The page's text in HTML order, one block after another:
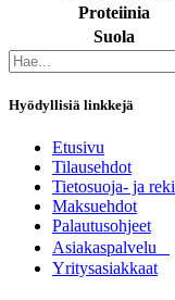
Proteiinia
Suola
Hyödyllisiä linkkejä
Etusivu
Tilausehdot
Tietosuoja- ja
Maksuehdot
Palautusohjeet
Asia​k​aspalvelu
​Yritysasiakkaat